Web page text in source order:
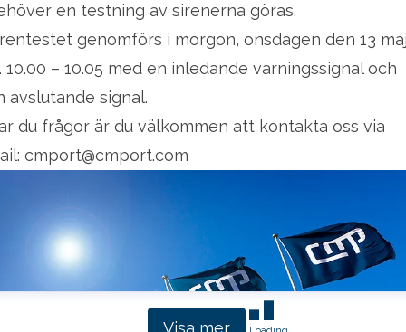
en testning av sirenerna göras.
genomförs i morgon, onsdagen den 13
10.00 – 10.05 med en inledande varningssignal och
avslutande signal.
du frågor är du välkommen att kontakta oss via
cmport@cmport.com
Visa mer